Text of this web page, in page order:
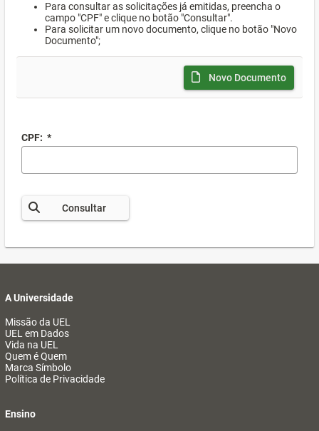
Para consultar as solicitações já emitidas, preencha o
campo "CPF" e clique no botão "Consultar".
Para solicitar um novo documento, clique no botão "Novo
Documento";
Novo Documento
CPF: *
Consultar
A Universidade
Missão da UEL
UEL em Dados
Vida na UEL
Quem é Quem
Marca Símbolo
Política de Privacidade
Ensino